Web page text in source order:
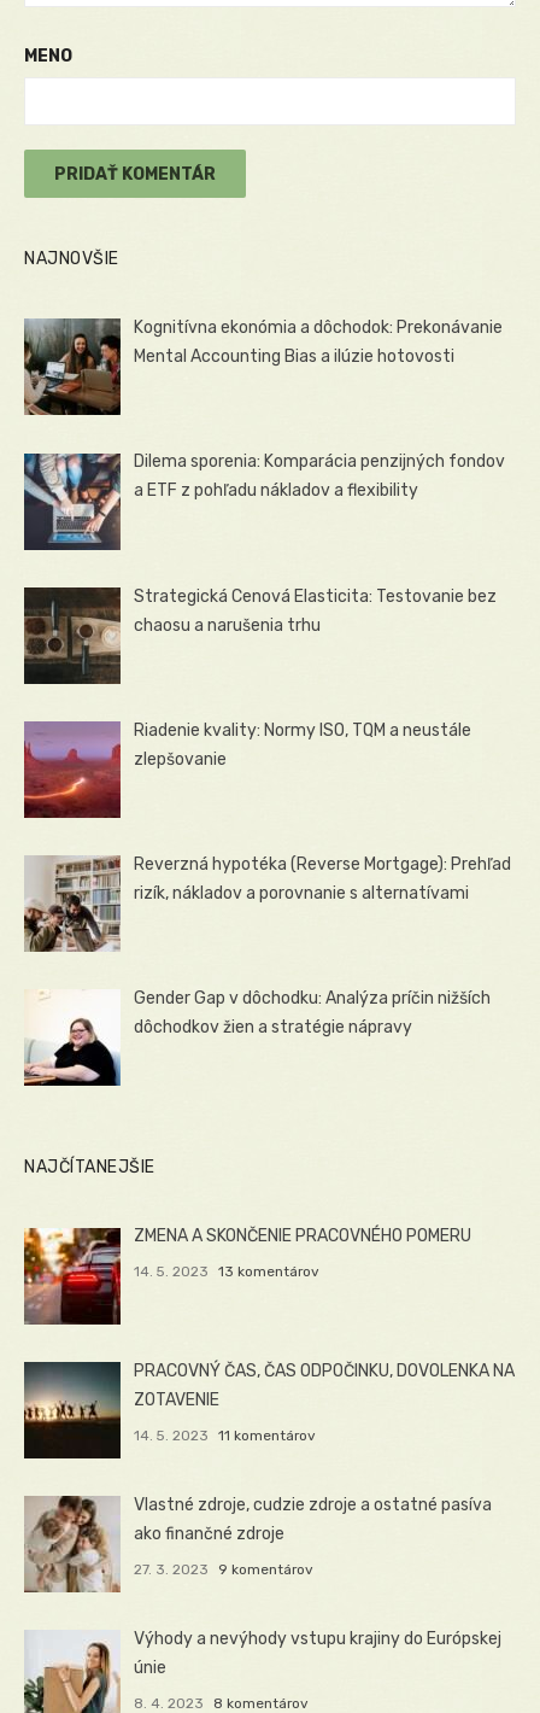
MENO
NAJNOVŠIE
Kognitívna ekonómia a dôchodok: Prekonávanie
Mental Accounting Bias a ilúzie hotovosti
Dilema sporenia: Komparácia penzijných fondov
a ETF z pohľadu nákladov a flexibility
Strategická Cenová Elasticita: Testovanie bez
chaosu a narušenia trhu
Riadenie kvality: Normy ISO, TQM a neustále
zlepšovanie
Reverzná hypotéka (Reverse Mortgage): Prehľad
rizík, nákladov a porovnanie s alternatívami
Gender Gap v dôchodku: Analýza príčin nižších
dôchodkov žien a stratégie nápravy
NAJČÍTANEJŠIE
ZMENA A SKONČENIE PRACOVNÉHO POMERU
14. 5. 2023 13 komentárov
PRACOVNÝ ČAS, ČAS ODPOČINKU, DOVOLENKA NA
ZOTAVENIE
14. 5. 2023 11 komentárov
Vlastné zdroje, cudzie zdroje a ostatné pasíva
ako finančné zdroje
27. 3. 2023 9 komentárov
Výhody a nevýhody vstupu krajiny do Európskej
únie
8. 4. 2023 8 komentárov